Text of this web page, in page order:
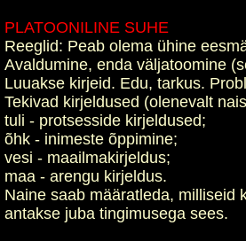
PLATOONILINE SUHE
Reeglid: Peab olema ühine
Avaldumine, enda väljatoomine
Luuakse kirjeid. Edu, tarkus.
Tekivad kirjeldused (olenevalt
tuli - protsesside kirjeldused;
õhk - inimeste õppimine;
vesi - maailmakirjeldus;
maa - arengu kirjeldus.
Naine saab määratleda, milliseid
antakse juba tingimusega sees.